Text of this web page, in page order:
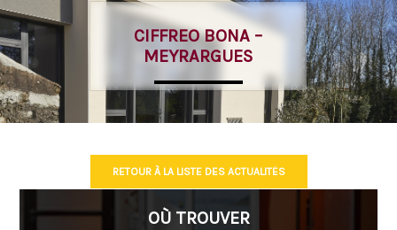
CIFFREO BONA –
MEYRARGUES
RETOUR À LA LISTE DES ACTUALITÉS
OÙ TROUVER